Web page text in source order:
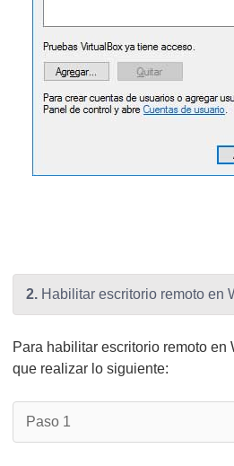
2. Habilitar escritorio remoto en
Para habilitar escritorio remoto en
que realizar lo siguiente:
Paso 1